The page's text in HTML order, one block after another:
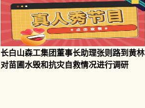
长白山森工集团董事长助理张则路到黄林
对苗圃水毁和抗灾自救情况进行调研